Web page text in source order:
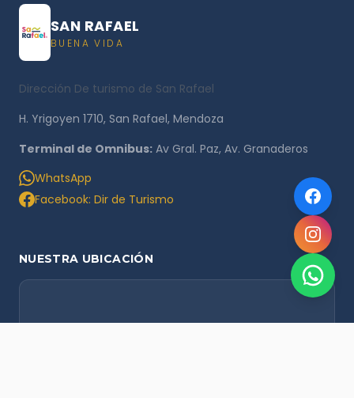
SAN RAFAEL
BUENA VIDA
Dirección De turismo de San Rafael
H. Yrigoyen 1710, San Rafael, Mendoza
Terminal de Omnibus: Av Gral. Paz, Av. Granaderos
WhatsApp
Facebook: Dir de Turismo
NUESTRA UBICACIÓN